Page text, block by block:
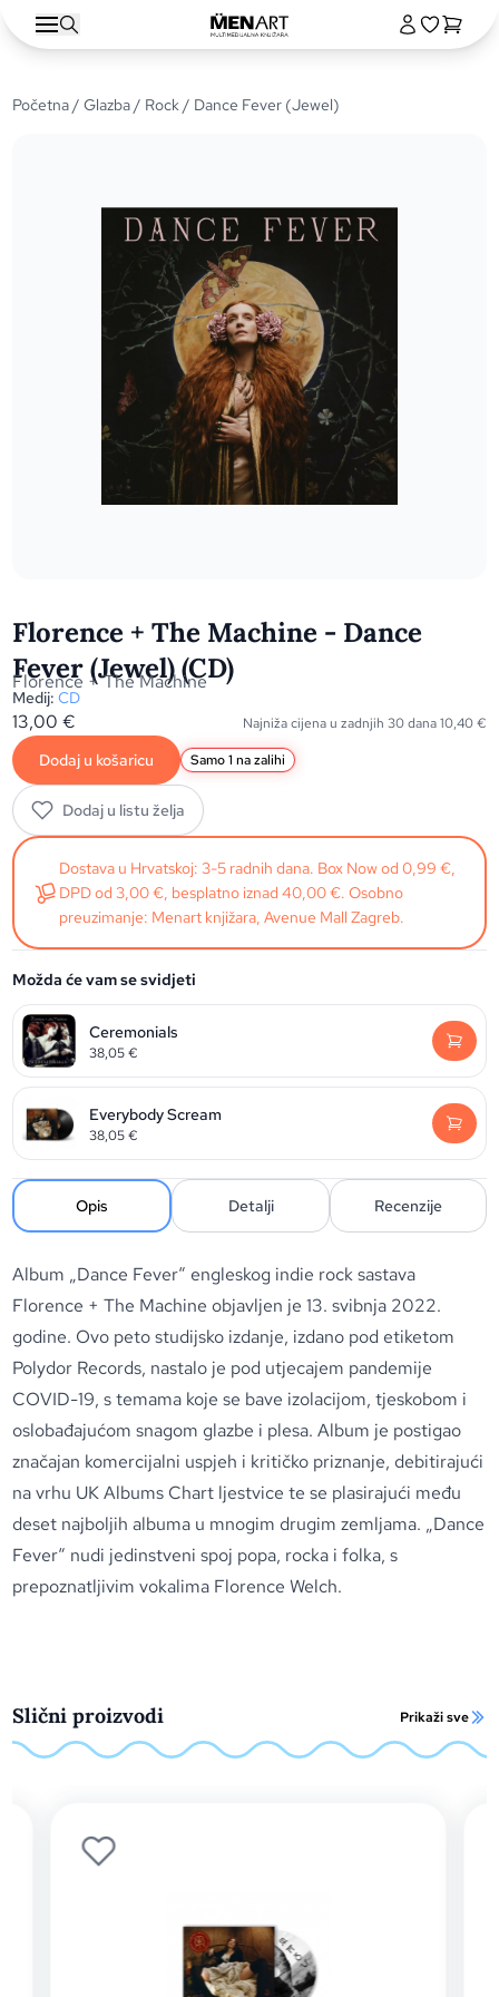
Početna/Glazba/ Rock/ Dance Fever (Jewel)
Florence + The Machine - Dance
Fever (Jewel) (CD)
Florence + The Machine
Medij: CD
13,00€ Najniža cijena u zadnjih 30 dana10,40€
Dodaj u košaricu Samo 1 na zalihi
Dodaj u listu želja
Dostava u Hrvatskoj: 3-5 radnih dana. Box Now od 0,99 €,
DPD od 3,00 €, besplatno iznad 40,00 €. Osobno
preuzimanje: Menart knjižara, Avenue Mall Zagreb.
Možda će vam se svidjeti
Ceremonials
38,05€
Everybody Scream
38,05€
Opis Detalji Recenzije
Album „Dance Fever“ engleskog indie rock sastava
Florence + The Machine objavljen je 13. svibnja 2022.
godine. Ovo peto studijsko izdanje, izdano pod etiketom
Polydor Records, nastalo je pod utjecajem pandemije
COVID-19, s temama koje se bave izolacijom, tjeskobom i
oslobađajućom snagom glazbe i plesa. Album je postigao
značajan komercijalni uspjeh i kritičko priznanje, debitirajući
na vrhu UK Albums Chart ljestvice te se plasirajući među
deset najboljih albuma u mnogim drugim zemljama. „Dance
Fever“ nudi jedinstveni spoj popa, rocka i folka, s
prepoznatljivim vokalima Florence Welch.
Slični proizvodi Prikaži sve